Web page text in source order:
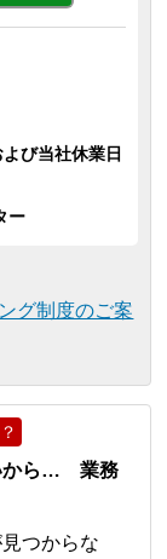
び当社休業日
ー
グ制度のご案
から… 業務
つからな